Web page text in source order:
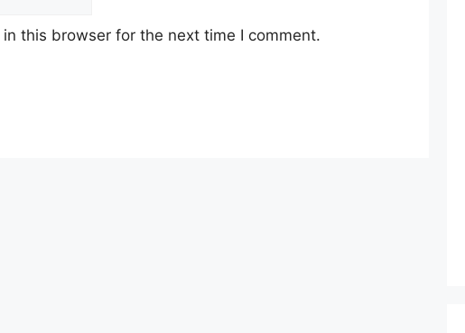
this browser for the next time I comment.